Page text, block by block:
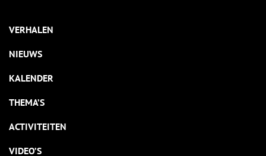
VERHALEN
NIEUWS
KALENDER
THEMA’S
ACTIVITEITEN
VIDEO’S